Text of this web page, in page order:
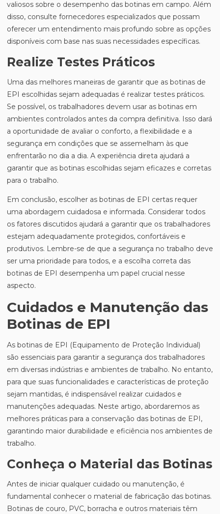
valiosos sobre o desempenho das botinas em campo. Além
disso, consulte fornecedores especializados que possam
oferecer um entendimento mais profundo sobre as opções
disponíveis com base nas suas necessidades específicas.
Realize Testes Práticos
Uma das melhores maneiras de garantir que as botinas de
EPI escolhidas sejam adequadas é realizar testes práticos.
Se possível, os trabalhadores devem usar as botinas em
ambientes controlados antes da compra definitiva. Isso dará
a oportunidade de avaliar o conforto, a flexibilidade e a
segurança em condições que se assemelham às que
enfrentarão no dia a dia. A experiência direta ajudará a
garantir que as botinas escolhidas sejam eficazes e corretas
para o trabalho.
Em conclusão, escolher as botinas de EPI certas requer
uma abordagem cuidadosa e informada. Considerar todos
os fatores discutidos ajudará a garantir que os trabalhadores
estejam adequadamente protegidos, confortáveis e
produtivos. Lembre-se de que a segurança no trabalho deve
ser uma prioridade para todos, e a escolha correta das
botinas de EPI desempenha um papel crucial nesse
aspecto.
Cuidados e Manutenção das
Botinas de EPI
As botinas de EPI (Equipamento de Proteção Individual)
são essenciais para garantir a segurança dos trabalhadores
em diversas indústrias e ambientes de trabalho. No entanto,
para que suas funcionalidades e características de proteção
sejam mantidas, é indispensável realizar cuidados e
manutenções adequadas. Neste artigo, abordaremos as
melhores práticas para a conservação das botinas de EPI,
garantindo maior durabilidade e eficiência nos ambientes de
trabalho.
Conheça o Material das Botinas
Antes de iniciar qualquer cuidado ou manutenção, é
fundamental conhecer o material de fabricação das botinas.
Botinas de couro, PVC, borracha e outros materiais têm